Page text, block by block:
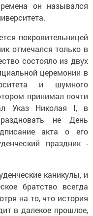
он назывался
покровительницей
отмечался только в
состояло из двух
церемонии в
и шумного
принимал почти
Указ Николая I, в
не День
акта о его
праздник -
каникулы, и
братство всегда
на то, что история
в далекое прошлое,